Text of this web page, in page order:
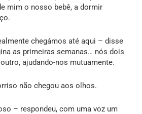
mim o nosso bebê, a dormir
chegámos até aqui – disse
as primeiras semanas… nós dois
ajudando-nos mutuamente.
não chegou aos olhos.
– respondeu, com uma voz um